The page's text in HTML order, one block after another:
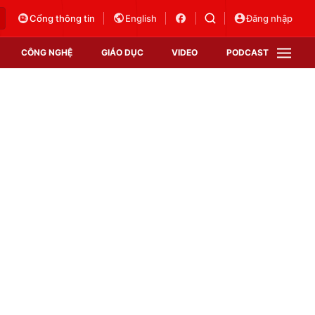
Cổng thông tin English Đăng nhập
CÔNG NGHỆ GIÁO DỤC VIDEO PODCAST